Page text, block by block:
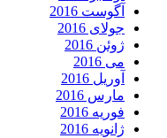
آگوست 2016
جولای 2016
ژوئن 2016
می 2016
آوریل 2016
مارس 2016
فوریه 2016
ژانویه 2016